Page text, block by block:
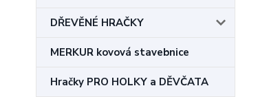
DŘEVĚNÉ HRAČKY
MERKUR kovová stavebnice
Hračky PRO HOLKY a DĚVČATA